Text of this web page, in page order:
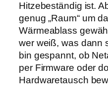
Hitzebeständig ist.
genug „Raum“ um
Wärmeablass
wer weiß, was dann
bin gespannt, ob
per Firmware oder
Hardwaretausch